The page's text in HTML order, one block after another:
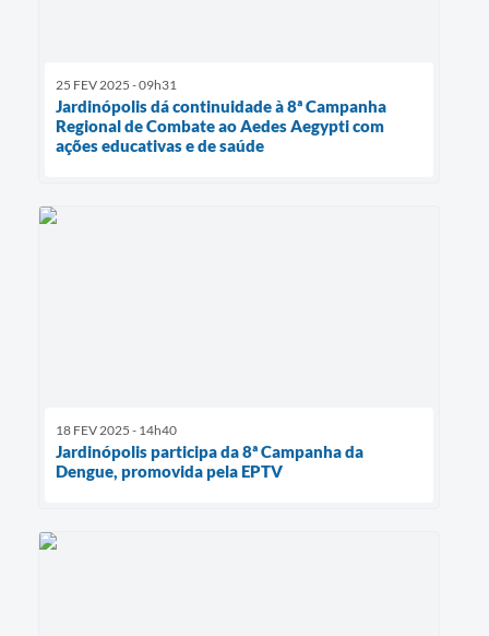
25 FEV 2025 - 09h31
Jardinópolis dá continuidade à 8ª Campanha
Regional de Combate ao Aedes Aegypti com
ações educativas e de saúde
18 FEV 2025 - 14h40
Jardinópolis participa da 8ª Campanha da
Dengue, promovida pela EPTV